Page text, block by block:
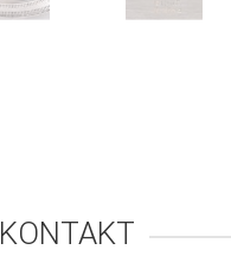
KONTAKT